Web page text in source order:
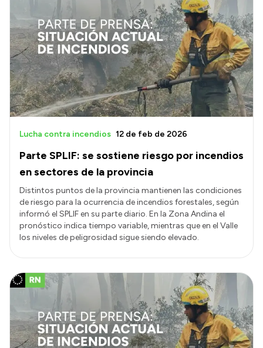
Parte SPLIF: se sostiene riesgo por incendios
en sectores de la provincia
Lucha contra incendios 12 de feb de 2026
Distintos puntos de la provincia mantienen las condiciones
de riesgo para la ocurrencia de incendios forestales, según
informó el SPLIF en su parte diario. En la Zona Andina el
pronóstico indica tiempo variable, mientras que en el Valle
los niveles de peligrosidad sigue siendo elevado.